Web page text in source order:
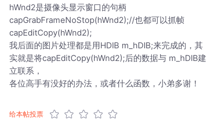
hWnd2是摄像头显示窗口的句柄
capGrabFrameNoStop(hWnd2);//也都可以抓帧
capEditCopy(hWnd2);
我后面的图片处理都是用HDIB m_hDIB;来完成的，其
实就是将capEditCopy(hWnd2);后的数据与 m_hDIB建
立联系，
各位高手有没好的办法，或者什么函数，小弟多谢！
给本帖投票